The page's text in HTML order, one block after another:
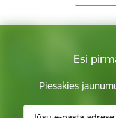
Esi
Piesakies